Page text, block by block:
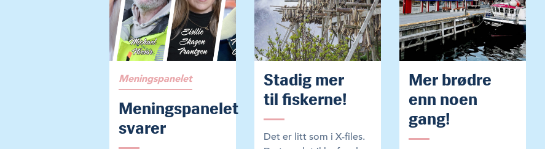
Meningspanelet
Meningspanelet
svarer
Stadig mer
til fiskerne!
Det er litt som i X-files.
Mer brødre
enn noen
gang!